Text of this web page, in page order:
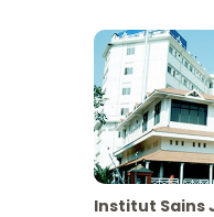
Institut Sains